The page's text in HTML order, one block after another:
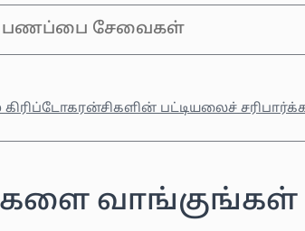
பணப்பை சேவைகள்
பட்டியலைச்
வாங்குங்கள்